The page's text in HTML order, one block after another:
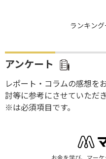
ランキン
アンケート
レポート・コラムの感想を
討等に参考にさせていただき
※は必須項目です。